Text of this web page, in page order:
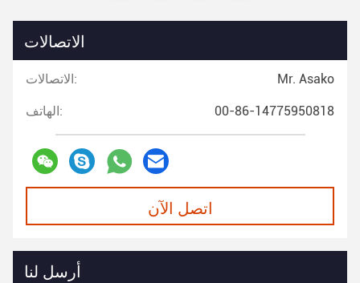
الاتصالات
الاتصالات: Mr. Asako
الهاتف: 00-86-14775950818
اتصل الآن
أرسل لنا